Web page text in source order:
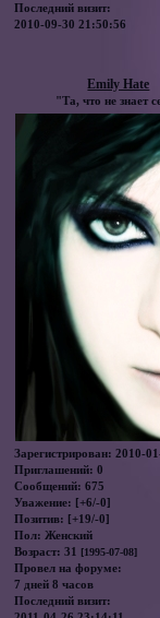
Последний визит:
2010-09-30 21:50:56
Emily Hate
"Та, что не знает
Зарегистрирован: 2010-
Приглашений: 0
Сообщений: 675
Уважение: [+6/-0]
Позитив: [+19/-0]
Пол: Женский
Возраст: 31 [1995-07-08]
Провел на форуме:
7 дней 8 часов
Последний визит: